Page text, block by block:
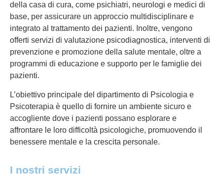
della casa di cura, come psichiatri, neurologi e medici di
base, per assicurare un approccio multidisciplinare e
integrato al trattamento dei pazienti. Inoltre, vengono
offerti servizi di valutazione psicodiagnostica, interventi di
prevenzione e promozione della salute mentale, oltre a
programmi di educazione e supporto per le famiglie dei
pazienti.
L’obiettivo principale del dipartimento di Psicologia e
Psicoterapia è quello di fornire un ambiente sicuro e
accogliente dove i pazienti possano esplorare e
affrontare le loro difficoltà psicologiche, promuovendo il
benessere mentale e la crescita personale.
I nostri servizi